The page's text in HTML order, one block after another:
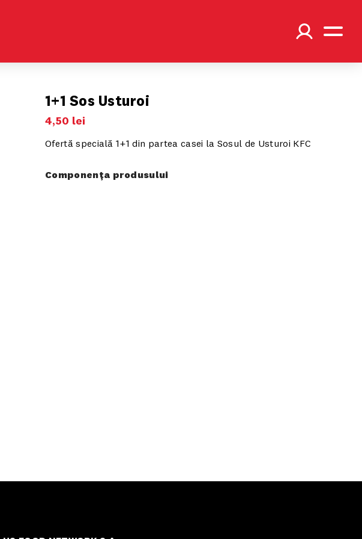
1+1 Sos Usturoi
4,50 lei
Ofertă specială 1+1 din partea casei la Sosul de Usturoi KFC
Componența produsului